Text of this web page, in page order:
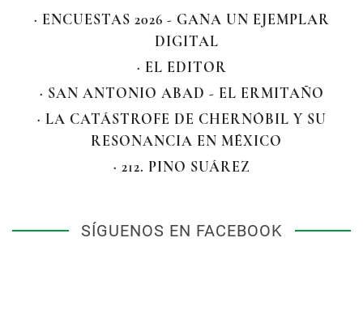
· ENCUESTAS 2026 - GANA UN EJEMPLAR
DIGITAL
· EL EDITOR
· SAN ANTONIO ABAD - EL ERMITAÑO
· LA CATÁSTROFE DE CHERNÓBIL Y SU
RESONANCIA EN MÉXICO
· 212. PINO SUÁREZ
SÍGUENOS EN FACEBOOK